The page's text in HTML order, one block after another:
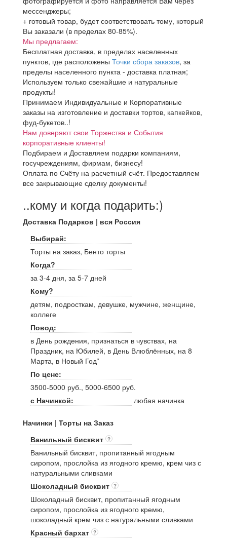
мессенджеры;
+ готовый товар, будет соответствовать тому, который
Вы заказали (в пределах 80-85%).
Мы предлагаем:
Бесплатная доставка, в пределах населенных
пунктов, где расположены Точки сбора заказов, за
пределы населенного пункта - доставка платная;
Используем только свежайшие и натуральные
продукты!
Принимаем Индивидуальные и Корпоративные
заказы на изготовление и доставки тортов, капкейков,
фуд-букетов..!
Нам доверяют свои Торжества и События
корпоративные клиенты!
Подбираем и Доставляем подарки компаниям,
госучреждениям, фирмам, бизнесу!
Оплата по Счёту на расчетный счёт. Предоставляем
все закрывающие сделку документы!
..кому и когда подарить:)
Доставка Подарков | вся Россия
Выбирай:
Торты на заказ, Бенто торты
Когда?
за 3-4 дня, за 5-7 дней
Кому?
детям, подросткам, девушке, мужчине, женщине,
коллеге
Повод:
в День рождения, признаться в чувствах, на
Праздник, на Юбилей, в День Влюблённых, на 8
Марта, в Новый Год*
По цене:
3500-5000 руб., 5000-6500 руб.
с Начинкой:
любая начинка
Начинки | Торты на Заказ
Ванильный бисквит ?
Ванильный бисквит, пропитанный ягодным
сиропом, прослойка из ягодного кремю, крем чиз с
натуральными сливками
Шоколадный бисквит ?
Шоколадный бисквит, пропитанный ягодным
сиропом, прослойка из ягодного кремю,
шоколадный крем чиз с натуральными сливками
Красный бархат ?